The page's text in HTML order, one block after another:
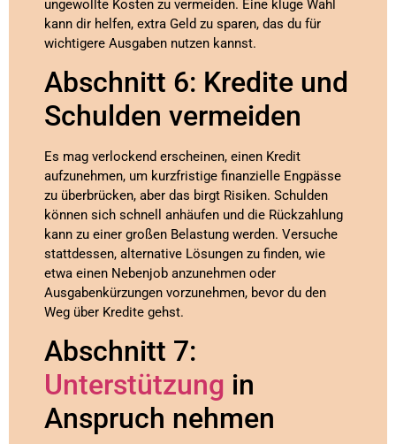
ungewollte Kosten zu vermeiden. Eine kluge Wahl
kann dir helfen, extra Geld zu sparen, das du für
wichtigere Ausgaben nutzen kannst.
Abschnitt 6: Kredite und
Schulden vermeiden
Es mag verlockend erscheinen, einen Kredit
aufzunehmen, um kurzfristige finanzielle Engpässe
zu überbrücken, aber das birgt Risiken. Schulden
können sich schnell anhäufen und die Rückzahlung
kann zu einer großen Belastung werden. Versuche
stattdessen, alternative Lösungen zu finden, wie
etwa einen Nebenjob anzunehmen oder
Ausgabenkürzungen vorzunehmen, bevor du den
Weg über Kredite gehst.
Abschnitt 7:
Unterstützung in
Anspruch nehmen